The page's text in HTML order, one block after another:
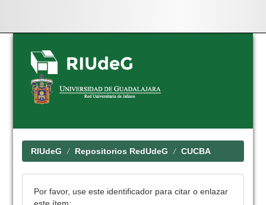
Skip
navigation
RIUdeG Repositorios RedUdeG CUCBA
Por favor, use este identificador para citar o enlazar